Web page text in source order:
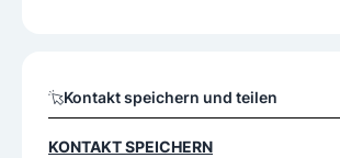
Kontakt speichern und teilen
KONTAKT SPEICHERN